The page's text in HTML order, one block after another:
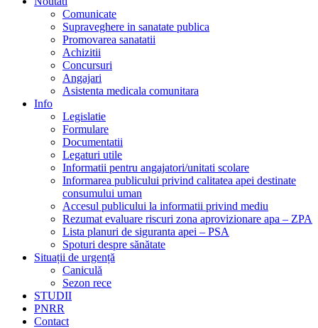
Comunicate
Supraveghere in sanatate publica
Promovarea sanatatii
Achizitii
Concursuri
Angajari
Asistenta medicala comunitara
Info
Legislatie
Formulare
Documentatii
Legaturi utile
Informatii pentru angajatori/unitati scolare
Informarea publicului privind calitatea apei destinate
consumului uman
Accesul publicului la informatii privind mediu
Rezumat evaluare riscuri zona aprovizionare apa – ZPA
Lista planuri de siguranta apei – PSA
Spoturi despre sănătate
Situații de urgență
Caniculă
Sezon rece
STUDII
PNRR
Contact